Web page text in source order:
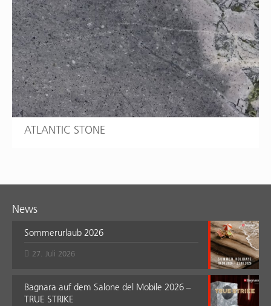
ATLANTIC STONE
News
Sommerurlaub 2026
27. Juli 2026
Bagnara auf dem Salone del Mobile 2026 –
TRUE STRIKE